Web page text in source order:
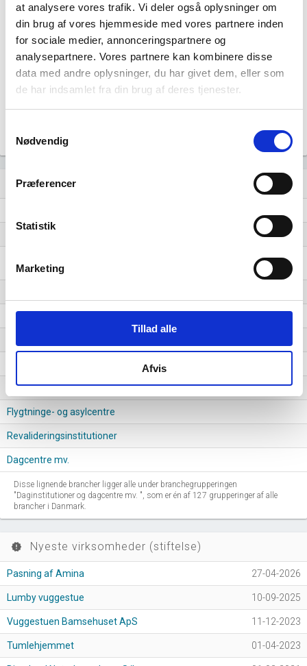
at analysere vores trafik. Vi deler også oplysninger om
din brug af vores hjemmeside med vores partnere inden
for sociale medier, annonceringspartnere og
analysepartnere. Vores partnere kan kombinere disse
data med andre oplysninger, du har givet dem, eller som
de har indsamlet fra din brug af deres tjenester.
Nødvendig
Præferencer
Statistik
Marketing
Tillad alle
Afvis
2016 2025 2026
5,0
7,5
10,0
question_answer Lignende brancher
Foreninger, legater og fonde med sygdomsbekæmpende, sociale og
velgørende formål
Hjemmehjælp
Andre sociale foranstaltninger uden institutionsophold i.a.n.
Dagplejemødre
Flygtninge- og asylcentre
Revalideringsinstitutioner
Dagcentre mv.
Disse lignende brancher ligger alle under branchegrupperingen
"Daginstitutioner og dagcentre mv. ", som er én af 127 grupperinger af alle
brancher i Danmark.
new_releases Nyeste virksomheder (stiftelse)
Pasning af Amina 27-04-2026
Lumby vuggestue 10-09-2025
Vuggestuen Bamsehuset ApS 11-12-2023
Tumlehjemmet 01-04-2023